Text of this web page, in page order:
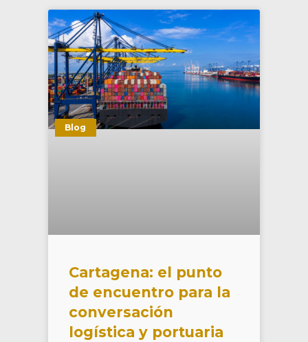
Blog
Cartagena: el punto
de encuentro para la
conversación
logística y portuaria